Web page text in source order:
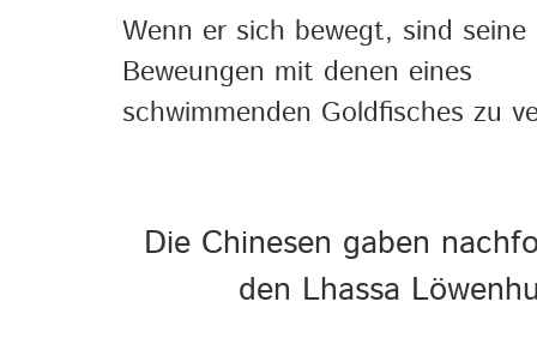
Wenn er sich bewegt, sind seine
Beweungen mit denen eines
schwimmenden Goldfisches zu
Die Chinesen gaben
den Lhassa